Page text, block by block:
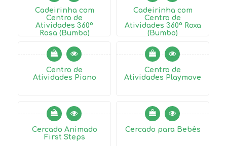
Cadeirinha com
Centro de
Atividades 360º
Rosa (Bumbo)
Cadeirinha com
Centro de
Atividades 360º Roxa
(Bumbo)
ALUGADO
Centro de
Atividades Piano
ALUGADO
Centro de
Atividades Playmove
Cercado Animado
First Steps
Cercado para Bebês